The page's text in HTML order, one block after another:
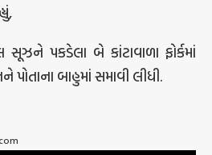
પકડેલા બે કાંટાવાળા ફોર્કમાં
બાહુમાં સમાવી લીધી.